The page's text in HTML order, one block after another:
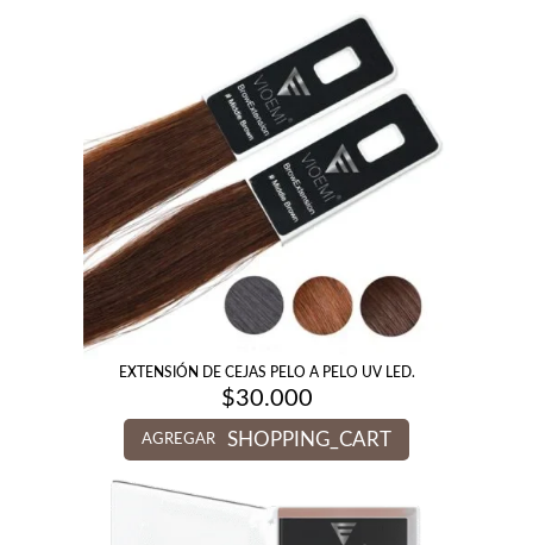
EXTENSIÓN DE CEJAS PELO A PELO UV LED.
$30.000
AGREGAR SHOPPING_CART